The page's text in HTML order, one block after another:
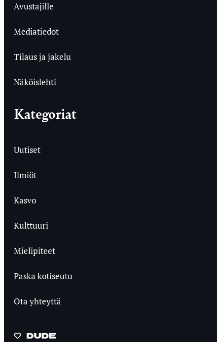
Avustajille
Mediatiedot
Tilaus ja jakelu
Näköislehti
Kategoriat
Uutiset
Ilmiöt
Kasvo
Kulttuuri
Mielipiteet
Paska kotiseutu
Ota yhteyttä